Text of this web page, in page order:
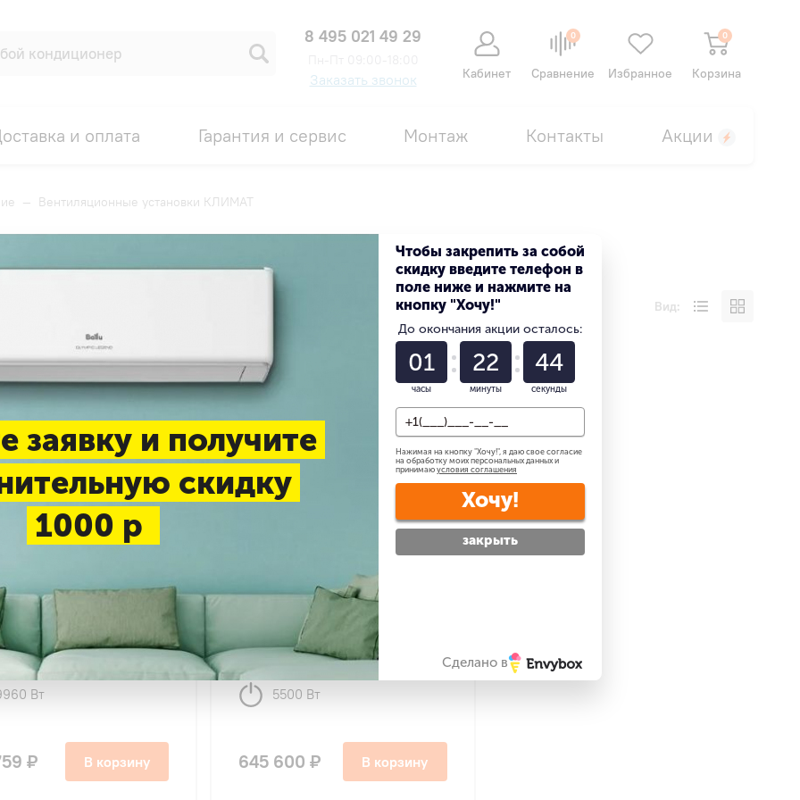
8 495 021 49 29
Заказать звонок Кабинет
0
Сравнение Избранное
0
Корзина
и оплата Гарантия и сервис Монтаж Контакты Акции
— Вентиляционные установки КЛИМАТ
Вид:
вытяжная установка
038+Е
Вт
₽ В корзину
Приточно-вытяжная установка
iClimate 031+Е
5500 Вт
645 600 ₽ В корзину
заявку и получите
скидку
1000 р
Чтобы закрепить за собой
скидку введите телефон в
поле ниже и нажмите на
кнопку "Хочу!"
До окончания акции осталось:
01
часы
22
минуты
43
секунды
Нажимая на кнопку "Хочу!", я даю свое согласие
на обработку моих персональных данных и
принимаю условия соглашения
Хочу!
закрыть
Сделано в